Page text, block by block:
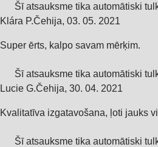
Šī atsauksme tika automātiski
Klára P.Čehija, 03. 05. 2021
Super ērts, kalpo savam mērķim.
Šī atsauksme tika automātiski
Lucie G.Čehija, 30. 04. 2021
Kvalitatīva izgatavošana, ļoti jauks
Šī atsauksme tika automātiski